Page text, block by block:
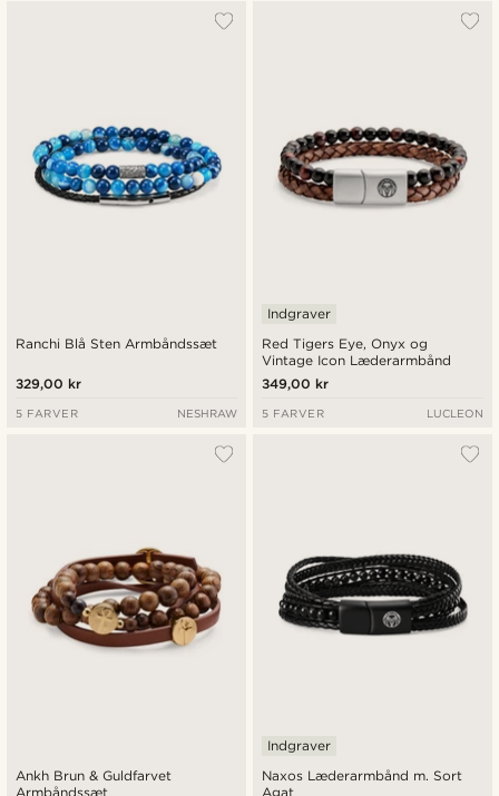
Ranchi Blå Sten Armbåndssæt
329,00 kr
5 FARVER NESHRAW
Red Tigers Eye, Onyx og
Vintage Icon Læderarmbånd
Indgraver
349,00 kr
5 FARVER LUCLEON
Ankh Brun & Guldfarvet
Armbåndssæt
Naxos Læderarmbånd m. Sort
Agat
Indgraver